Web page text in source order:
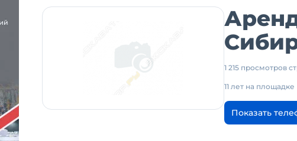
1 215 просмотров
11 лет на площадке
Показать